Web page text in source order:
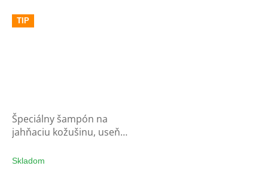
TIP
Špeciálny šampón na
jahňaciu kožušinu, useň a
Skladom